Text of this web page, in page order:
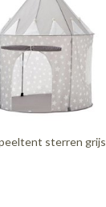
sterren grijs